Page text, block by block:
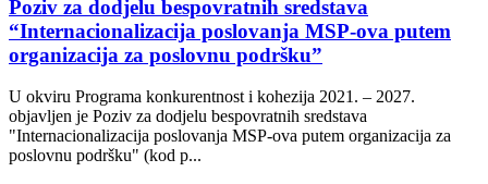
Poziv za dodjelu bespovratnih sredstava
“Internacionalizacija poslovanja MSP-ova putem
organizacija za poslovnu podršku”
U okviru Programa konkurentnost i kohezija 2021. – 2027.
objavljen je Poziv za dodjelu bespovratnih sredstava
"Internacionalizacija poslovanja MSP-ova putem organizacija za
poslovnu podršku" (kod p...